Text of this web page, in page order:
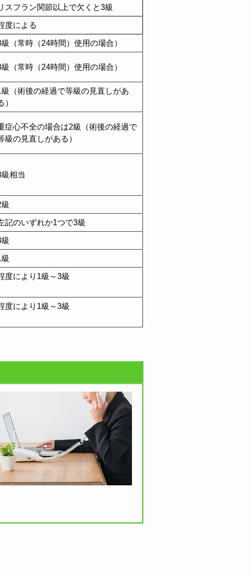
スフラン関節以上で欠くと3級
度による
（常時（24時間）使用の場合）
（常時（24時間）使用の場合）
級（術後の経過で等級の見直しがあ
）
症心不全の場合は2級（術後の経過で
級の見直しがある）
相当
級
記のいずれか1つで3級
級
度により1級～3級
度により1級～3級